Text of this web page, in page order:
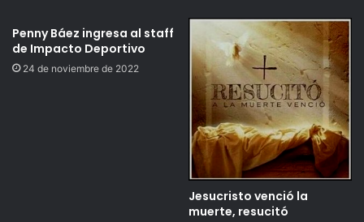
Penny Báez ingresa al staff
de Impacto Deportivo
24 de noviembre de 2022
Jesucristo venció la
muerte, resucitó